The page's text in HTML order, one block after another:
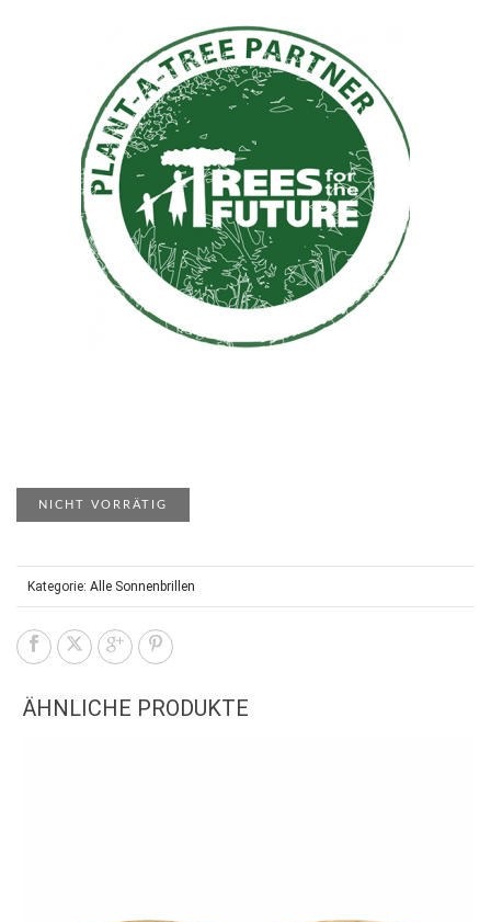
NICHT VORRÄTIG
Kategorie: Alle Sonnenbrillen
ÄHNLICHE PRODUKTE